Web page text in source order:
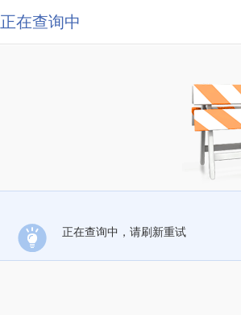
正在查询中
正在查询中，请刷新重试